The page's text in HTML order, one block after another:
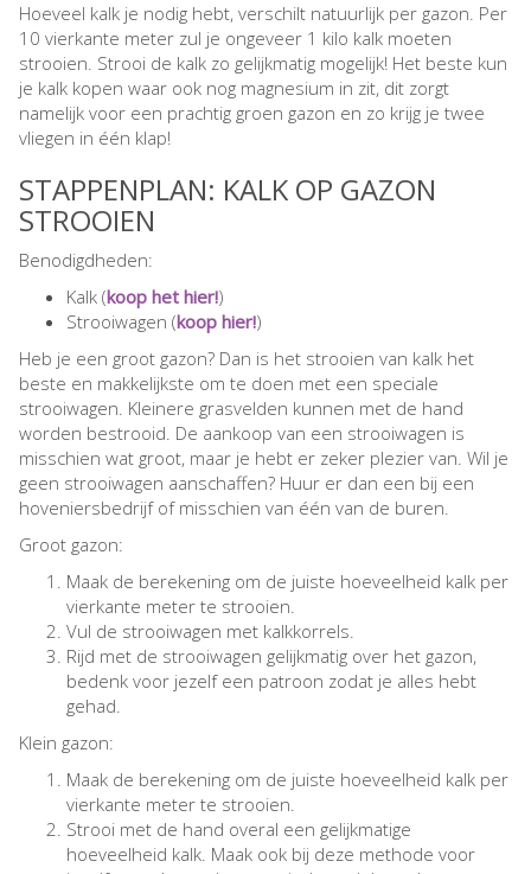
Hoeveel kalk je nodig hebt, verschilt natuurlijk per gazon. Per
10 vierkante meter zul je ongeveer 1 kilo kalk moeten
strooien. Strooi de kalk zo gelijkmatig mogelijk! Het beste kun
je kalk kopen waar ook nog magnesium in zit, dit zorgt
namelijk voor een prachtig groen gazon en zo krijg je twee
vliegen in één klap!
STAPPENPLAN: KALK OP GAZON
STROOIEN
Benodigdheden:
Kalk (koop het hier!)
Strooiwagen (koop hier!)
Heb je een groot gazon? Dan is het strooien van kalk het
beste en makkelijkste om te doen met een speciale
strooiwagen. Kleinere grasvelden kunnen met de hand
worden bestrooid. De aankoop van een strooiwagen is
misschien wat groot, maar je hebt er zeker plezier van. Wil je
geen strooiwagen aanschaffen? Huur er dan een bij een
hoveniersbedrijf of misschien van één van de buren.
Groot gazon:
Maak de berekening om de juiste hoeveelheid kalk per
vierkante meter te strooien.
Vul de strooiwagen met kalkkorrels.
Rijd met de strooiwagen gelijkmatig over het gazon,
bedenk voor jezelf een patroon zodat je alles hebt
gehad.
Klein gazon:
Maak de berekening om de juiste hoeveelheid kalk per
vierkante meter te strooien.
Strooi met de hand overal een gelijkmatige
hoeveelheid kalk. Maak ook bij deze methode voor